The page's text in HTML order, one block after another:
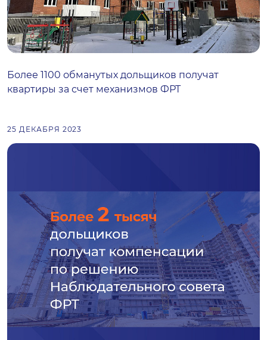
Более 1100 обманутых дольщиков получат
квартиры за счет механизмов ФРТ
25 ДЕКАБРЯ 2023